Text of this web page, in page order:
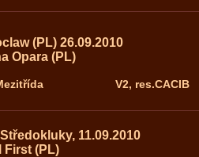
(PL) 26.09.2010
Opara (PL)
V2, res.CACIB
11.09.2010
First (PL)